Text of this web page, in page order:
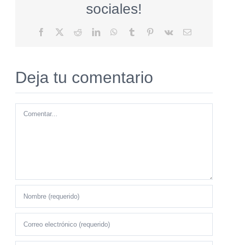
sociales!
Facebook RedditLinkedInWhatsApp
Tumblr Pinterest
Vk
Correo
Deja tu comentario
Comentar